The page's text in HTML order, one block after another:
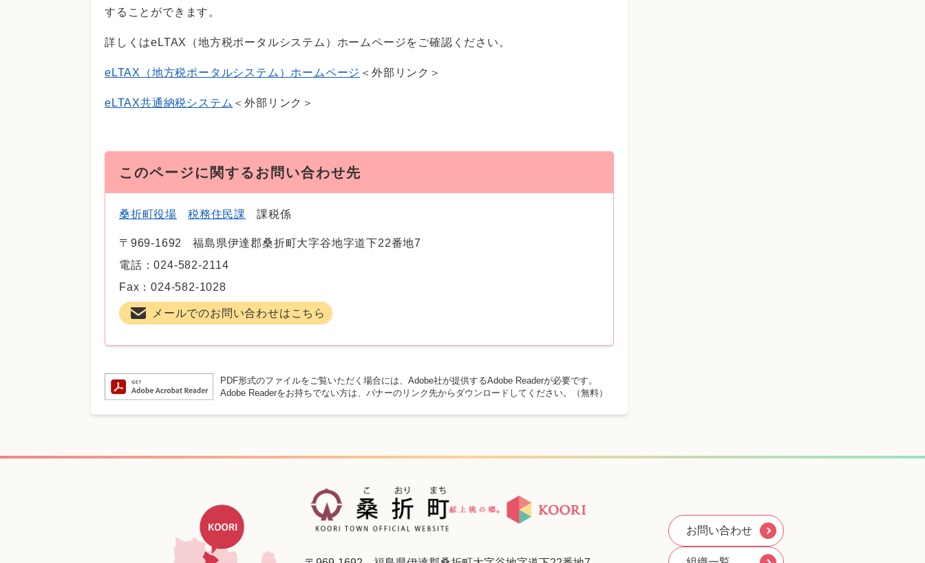
することができます。
詳しくはeLTAX（地方税ポータルシステム）ホームページをご確認ください。
eLTAX（地方税ポータルシステム）ホームページ ＜外部リンク＞
eLTAX共通納税システム ＜外部リンク＞
このページに関するお問い合わせ先
桑折町役場 税務住民課 課税係
〒969-1692
福島県伊達郡桑折町大字谷地字道下22番地7
電話：024-582-2114
Fax：024-582-1028
メールでのお問い合わせはこちら
PDF形式のファイルをご覧いただく場合には、Adobe社が提供するAdobe Readerが必要です。
Adobe Readerをお持ちでない方は、バナーのリンク先からダウンロードしてください。（無料）
お問い合わせ